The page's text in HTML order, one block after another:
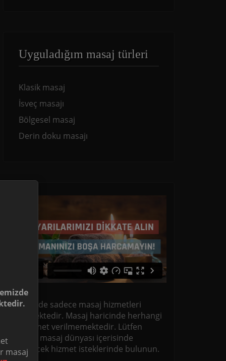
Uyguladığım masaj türleri
Klasik masaj
İsveç masajı
Bölgesel masaj
Derin doku masajı
Sitemizde sadece masaj hizmetleri
verilmektedir. Masaj haricinde herhangi
bir hizmet verilmemektedir. Lütfen
sadece masaj dünyası içerisinde
olabilecek hizmet isteklerinde bulunun.
masaj